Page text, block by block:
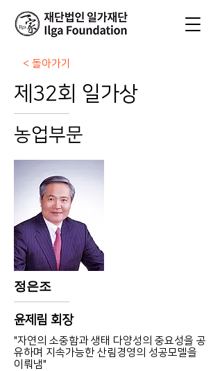
< 돌아가기
제32회 일가상
농업부문
정은조
윤제림 회장
"자연의 소중함과 생태 다양성의 중요성을 공
유하며 지속가능한 산림경영의 성공모델을
이뤄냄"